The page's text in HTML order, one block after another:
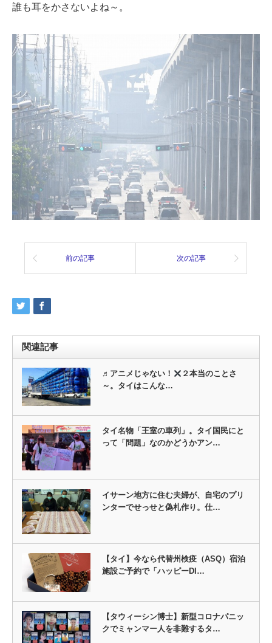
誰も耳をかさないよね～。
前の記事 次の記事
関連記事
♬アニメじゃない！
２本当のことさ
～。タイはこんな…
タイ名物「王室の車列」。タイ国民にと
って「問題」なのかどうかアン…
イサーン地方に住む夫婦が、自宅のプリ
ンターでせっせと偽札作り。仕…
【タイ】今なら代替州検疫（ASQ）宿泊
施設ご予約で「ハッピーDI…
【タウィーシン博士】新型コロナパニッ
クでミャンマー人を非難するタ…